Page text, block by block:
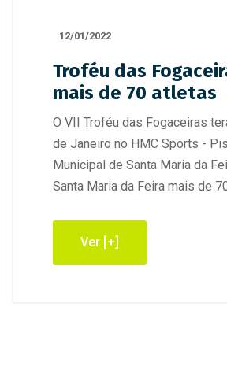
12/01/2022
Troféu das
mais de 70 atletas
O VII Troféu das Fogaceiras
de Janeiro no HMC Sports -
Municipal de Santa Maria da
Santa Maria da Feira mais de
Ver [+]